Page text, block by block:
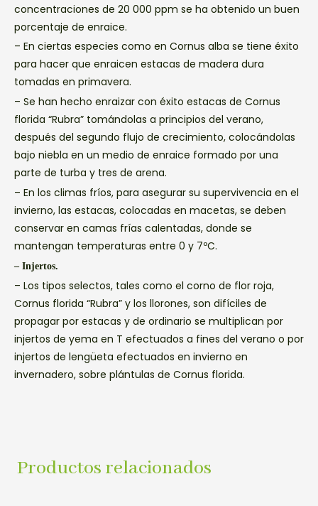
concentraciones de 20 000 ppm se ha obtenido un buen
porcentaje de enraice.
– En ciertas especies como en Cornus alba se tiene éxito
para hacer que enraicen estacas de madera dura
tomadas en primavera.
– Se han hecho enraizar con éxito estacas de Cornus
florida “Rubra” tomándolas a principios del verano,
después del segundo flujo de crecimiento, colocándolas
bajo niebla en un medio de enraice formado por una
parte de turba y tres de arena.
– En los climas fríos, para asegurar su supervivencia en el
invierno, las estacas, colocadas en macetas, se deben
conservar en camas frías calentadas, donde se
mantengan temperaturas entre 0 y 7ºC.
– Injertos.
– Los tipos selectos, tales como el corno de flor roja,
Cornus florida “Rubra” y los llorones, son difíciles de
propagar por estacas y de ordinario se multiplican por
injertos de yema en T efectuados a fines del verano o por
injertos de lengüeta efectuados en invierno en
invernadero, sobre plántulas de Cornus florida.
Productos relacionados